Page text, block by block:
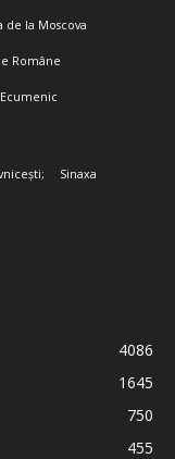
de la Moscova
Române
Sinaxa
4086
1645
750
455